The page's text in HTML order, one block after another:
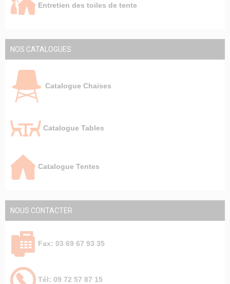
Entretien des toiles de tente
NOS CATALOGUES
Catalogue Chaises
Catalogue Tables
Catalogue Tentes
NOUS CONTACTER
Fax: 03 69 67 93 35
Tél: 09 72 57 87 15